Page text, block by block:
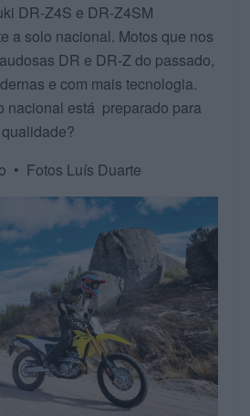
DR-Z4S e DR-Z4SM
a solo nacional. Motos que nos
DR e DR-Z do passado,
e com mais tecnologia.
nacional está preparado para
• Fotos Luís Duarte